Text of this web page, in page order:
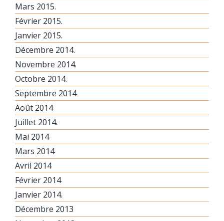
Mars 2015.
Février 2015.
Janvier 2015.
Décembre 2014.
Novembre 2014.
Octobre 2014.
Septembre 2014
Août 2014
Juillet 2014.
Mai 2014
Mars 2014
Avril 2014
Février 2014
Janvier 2014.
Décembre 2013